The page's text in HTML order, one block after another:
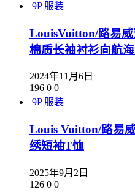
9P 服装
LouisVuitton/路易
棉质长袖衬衫向航
2024年11月6日
196 0 0
9P 服装
Louis Vuitton/路易
绣短袖T恤
2025年9月2日
126 0 0